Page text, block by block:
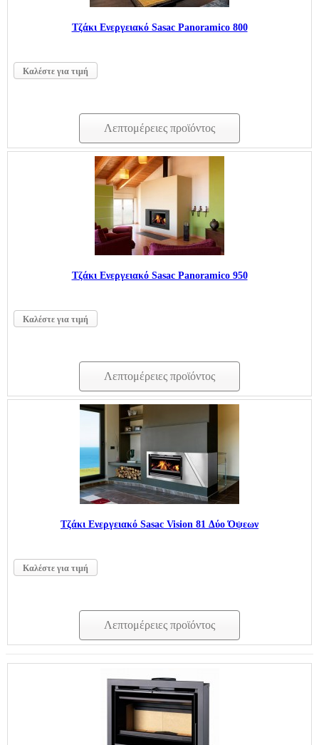
Τζάκι Ενεργειακό Sasac Panoramico 800
Καλέστε για τιμή
Λεπτομέρειες προϊόντος
Τζάκι Ενεργειακό Sasac Panoramico 950
Καλέστε για τιμή
Λεπτομέρειες προϊόντος
Τζάκι Ενεργειακό Sasac Vision 81 Δύο Όψεων
Καλέστε για τιμή
Λεπτομέρειες προϊόντος